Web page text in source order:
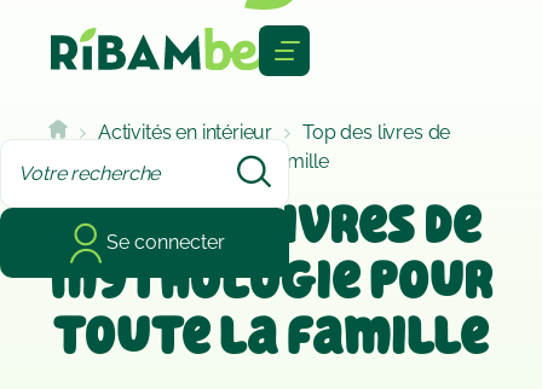
Se connecter
Activités en intérieur
Top des livres de
mythologie pour toute la famille
Top des livres de
mythologie pour
toute la famille
Cookies management panel